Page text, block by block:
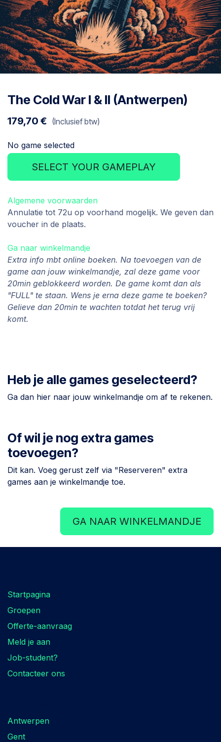
The Cold War I & II (Antwerpen)
179,70 € (Inclusief btw)
No game selected
SELECT YOUR GAMEPLAY
Algemene voorwaarden
Annulatie tot 72u op voorhand mogelijk. We geven dan
voucher in de plaats.
Ga naar winkelmandje
Extra info mbt online boeken. Na toevoegen van de
game aan jouw winkelmandje, zal deze game voor
20min geblokkeerd worden. De game komt dan als
"FULL" te staan. Wens je erna deze game te boeken?
Gelieve dan 20min te wachten totdat het terug vrij
komt.
Heb je alle games geselecteerd?
Ga dan hier naar jouw winkelmandje om af te rekenen.
Of wil je nog extra games
toevoegen?
Dit kan. Voeg gerust zelf via "Reserveren" extra
games aan je winkelmandje toe.
GA NAAR WINKELMANDJE
Startpagina
Groepen
Offerte-aanvraag
Meld je aan
Job-student?
Contacteer ons
Antwerpen
Gent